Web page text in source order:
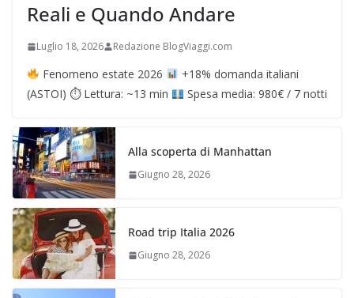
Reali e Quando Andare
Luglio 18, 2026 Redazione BlogViaggi.com
Fenomeno estate 2026
+18% domanda italiani
(ASTOI) ⏱ Lettura: ~13 min
Spesa media: 980€ / 7 notti
Alla scoperta di Manhattan
Giugno 28, 2026
Road trip Italia 2026
Giugno 28, 2026